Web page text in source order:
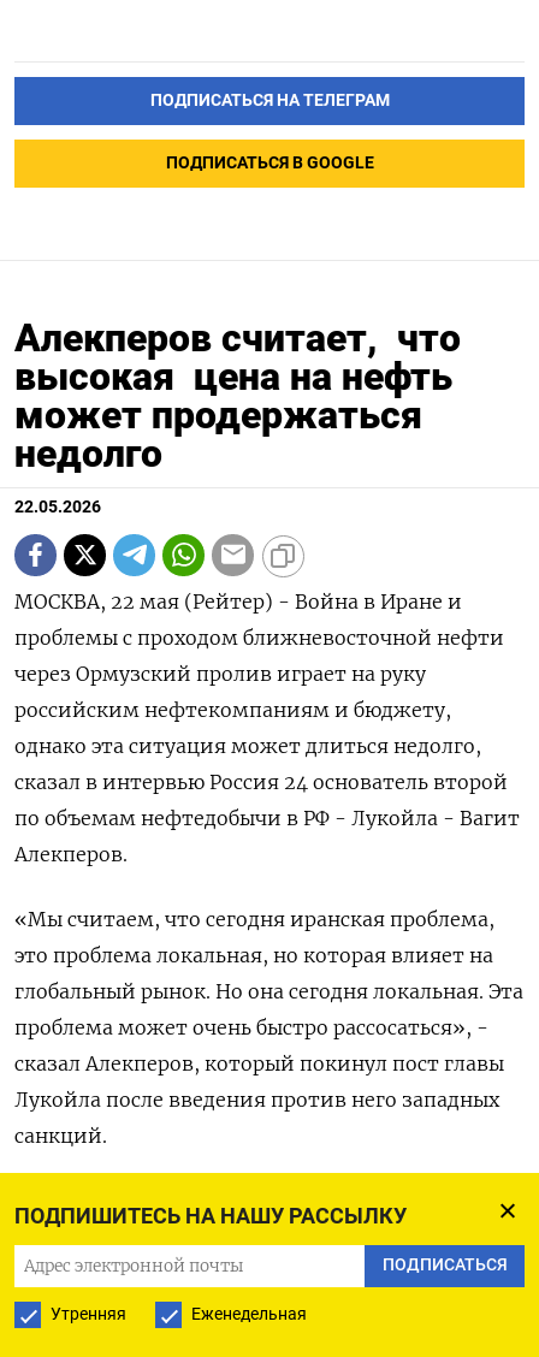
ПОДПИШИТЕСЬ НА НАШУ РАССЫЛКУ
ПОДПИСАТЬСЯ
Утренняя Еженедельная
ПОДПИСАТЬСЯ НА ТЕЛЕГРАМ
ПОДПИСАТЬСЯ В GOOGLE
Алекперов считает, что
высокая цена на нефть
может продержаться
недолго
22.05.2026
МОСКВА, 22 мая (Рейтер) - Война в Иране и
проблемы с проходом ближневосточной нефти
через Ормузский пролив играет на руку
российским ‌нефтекомпаниям и бюджету,
однако эта ситуация может длиться недолго,
сказал в интервью Россия 24 основатель второй
по объемам нефтедобычи ​в РФ - Лукойла - Вагит
Алекперов.
«Мы ​считаем, ​что сегодня иранская ⁠проблема,
это проблема локальная, но которая ‌влияет на
глобальный рынок. ‌Но она сегодня локальная. Эта
проблема может очень быстро рассосаться», -
сказал ​Алекперов, который покинул пост главы
Лукойла ‌после введения против него западных
санкций.
отчету ‌нефтеэкспортного картеля ОПЕК, добыча
нефти 12 государствами-членами картеля в